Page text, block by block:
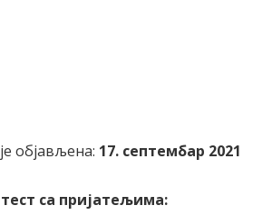
објављена: 17. септембар 2021
са пријатељима: